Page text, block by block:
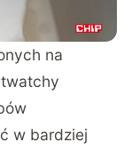
na
w bardziej